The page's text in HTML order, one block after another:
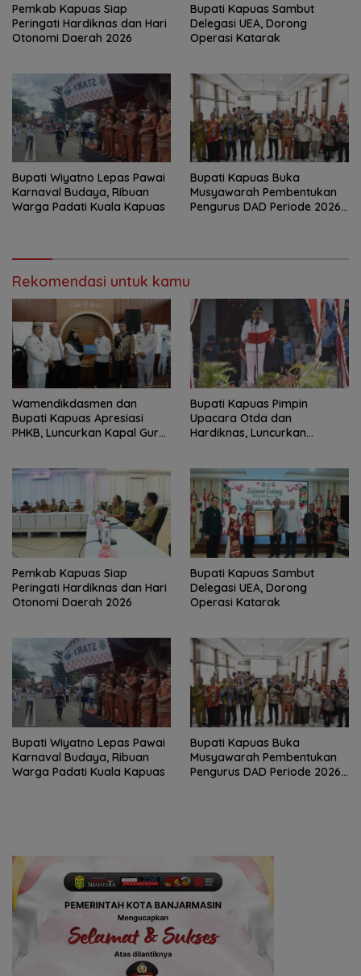
‎Pemkab Kapuas Siap
Peringati Hardiknas dan Hari
Otonomi Daerah 2026
Bupati Kapuas Sambut
Delegasi UEA, Dorong
Operasi Katarak
Bupati Wiyatno Lepas Pawai
Karnaval Budaya, Ribuan
Warga Padati Kuala Kapuas
Bupati Kapuas Buka
Musyawarah Pembentukan
Pengurus DAD Periode 2026–
Rekomendasi untuk kamu
‎Wamendikdasmen dan
Bupati Kapuas Apresiasi
PHKB, Luncurkan Kapal Guru
Bupati Kapuas Pimpin
Upacara Otda dan
Hardiknas, Luncurkan
‎Pemkab Kapuas Siap
Peringati Hardiknas dan Hari
Otonomi Daerah 2026
Bupati Kapuas Sambut
Delegasi UEA, Dorong
Operasi Katarak
Bupati Wiyatno Lepas Pawai
Karnaval Budaya, Ribuan
Warga Padati Kuala Kapuas
Bupati Kapuas Buka
Musyawarah Pembentukan
Pengurus DAD Periode 2026–